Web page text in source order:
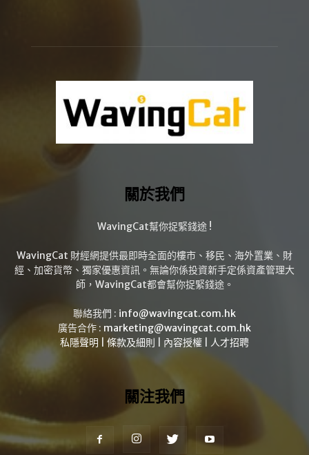
關於我們
WavingCat幫你捉緊錢途 !
WavingCat 財經網提供最即時全面的樓市、移民、海外置業、財
經、加密貨幣、獨家優惠資訊。無論你係投資新手定係資產管理大
師，WavingCat都會幫你捉緊錢途。
聯絡我們 : info@wavingcat.com.hk
廣告合作 : marketing@wavingcat.com.hk
私隱聲明
條款及細則 內容授權 人才招聘
關注我們